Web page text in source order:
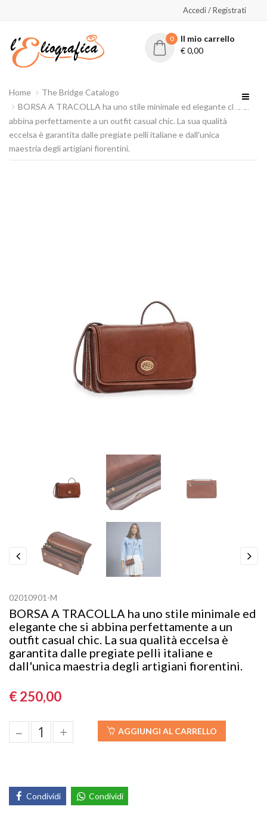
Accedi / Registrati
0
Il mio carrello
€0,00
Home
The Bridge Catalogo
BORSA A TRACOLLA ha uno stile minimale ed elegante che si
abbina perfettamente a un outfit casual chic. La sua qualità
eccelsa è garantita dalle pregiate pelli italiane e dall'unica
maestria degli artigiani fiorentini.
02010901-M
BORSA A TRACOLLA ha uno stile minimale ed
elegante che si abbina perfettamente a un
outfit casual chic. La sua qualità eccelsa è
garantita dalle pregiate pelli italiane e
dall'unica maestria degli artigiani fiorentini.
€ 250,00
– + AGGIUNGI AL CARRELLO
Condividi Condividi